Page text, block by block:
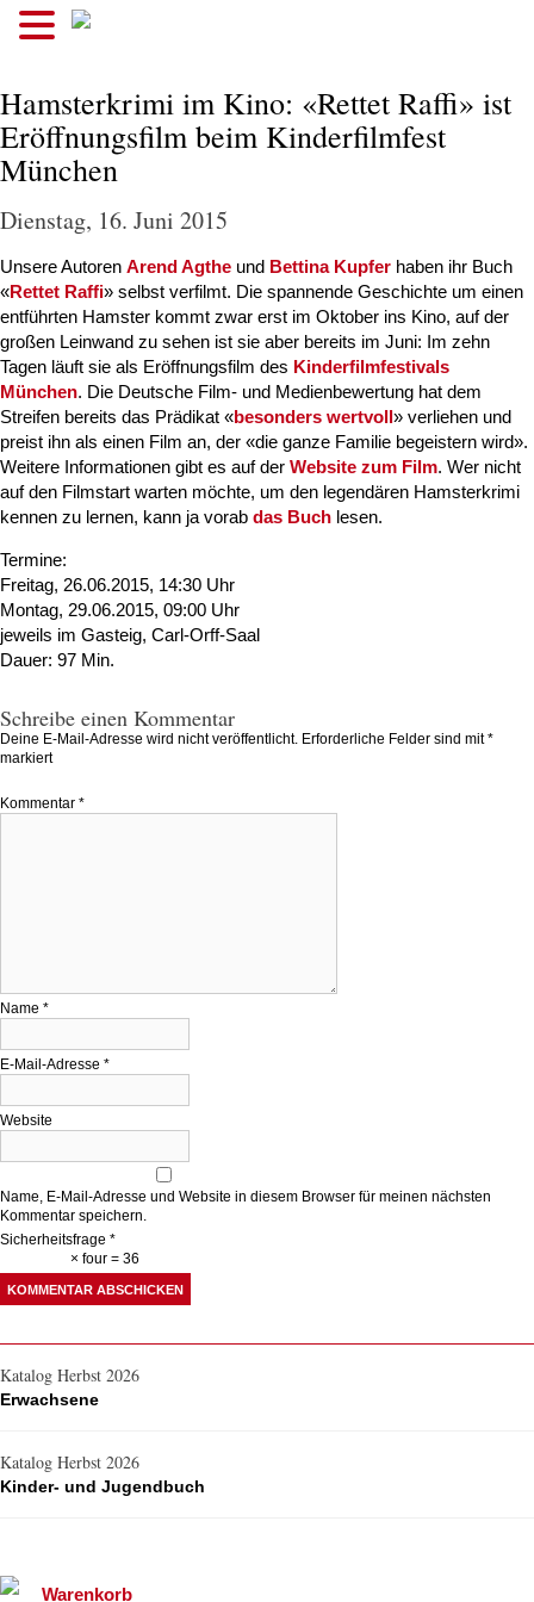
Hamsterkrimi im Kino: «Rettet Raffi» ist
Eröffnungsfilm beim Kinderfilmfest
München
Dienstag, 16. Juni 2015
Unsere Autoren Arend Agthe und Bettina Kupfer haben ihr Buch
«Rettet Raffi» selbst verfilmt. Die spannende Geschichte um einen
entführten Hamster kommt zwar erst im Oktober ins Kino, auf der
großen Leinwand zu sehen ist sie aber bereits im Juni: Im zehn
Tagen läuft sie als Eröffnungsfilm des Kinderfilmfestivals
München. Die Deutsche Film- und Medienbewertung hat dem
Streifen bereits das Prädikat «besonders wertvoll» verliehen und
preist ihn als einen Film an, der «die ganze Familie begeistern wird».
Weitere Informationen gibt es auf der Website zum Film. Wer nicht
auf den Filmstart warten möchte, um den legendären Hamsterkrimi
kennen zu lernen, kann ja vorab das Buch lesen.
Termine:
Freitag, 26.06.2015, 14:30 Uhr
Montag, 29.06.2015, 09:00 Uhr
jeweils im Gasteig, Carl-Orff-Saal
Dauer: 97 Min.
Schreibe einen Kommentar
Deine E-Mail-Adresse wird nicht veröffentlicht. Erforderliche Felder sind mit*
markiert
Kommentar *
Name *
E-Mail-Adresse *
Website
Name, E-Mail-Adresse und Website in diesem Browser für meinen nächsten
Kommentar speichern.
Sicherheitsfrage *
× four = 36
Katalog Herbst 2026
Erwachsene
Katalog Herbst 2026
Kinder- und Jugendbuch
Warenkorb